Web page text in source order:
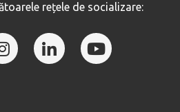
rețele de socializare: